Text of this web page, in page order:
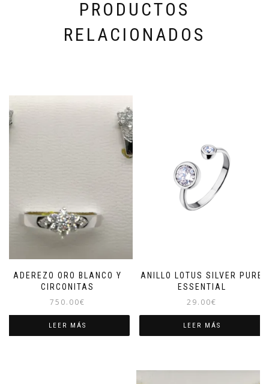
PRODUCTOS
RELACIONADOS
ADEREZO ORO BLANCO Y
CIRCONITAS
750.00€
LEER MÁS
ANILLO LOTUS SILVER PURE
ESSENTIAL
29.00€
LEER MÁS